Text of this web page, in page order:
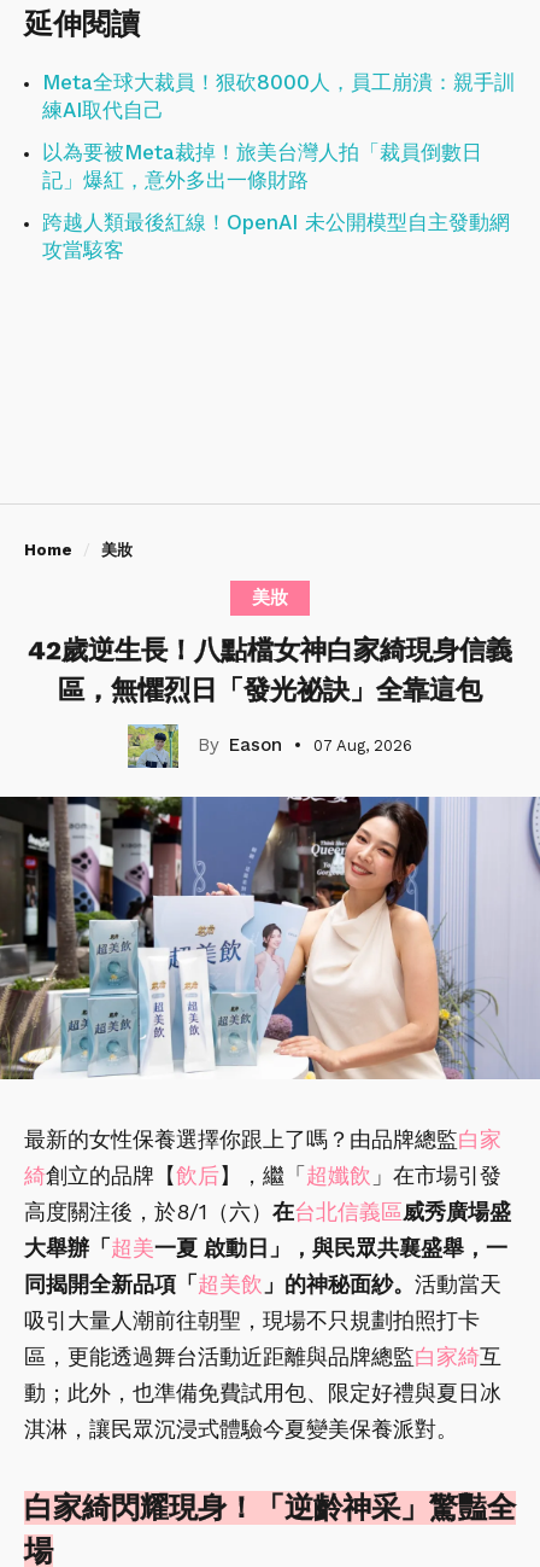
延伸閱讀
Meta全球大裁員！狠砍8000人，員工崩潰：親手訓
練AI取代自己
以為要被Meta裁掉！旅美台灣人拍「裁員倒數日
記」爆紅，意外多出一條財路
跨越人類最後紅線！OpenAI 未公開模型自主發動網
攻當駭客
Home 美妝
美妝
42歲逆生長！八點檔女神白家綺現身信義
區，無懼烈日「發光祕訣」全靠這包
Eason 07 Aug, 2026
最新的女性保養選擇你跟上了嗎？由品牌總監白家
綺創立的品牌【飲后】，繼「 超孅飲 」在市場引發
高度關注後，於8/1（六） 在台北信義區威秀廣場盛
大舉辦「 超美一夏 啟動日」，與民眾共襄盛舉，一
同揭開全新品項「 超美飲 」的神秘面紗。 活動當天
吸引大量人潮前往朝聖，現場不只規劃拍照打卡
區，更能透過舞台活動近距離與品牌總監白家綺互
動；此外，也準備免費試用包、限定好禮與夏日冰
淇淋，讓民眾沉浸式體驗今夏變美保養派對。
白家綺閃耀現身！「逆齡神采」驚豔全
場